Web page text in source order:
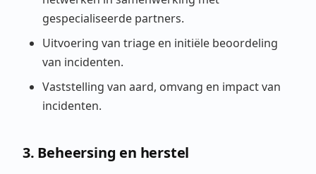
gespecialiseerde partners.
Uitvoering van triage en initiële beoordeling
van incidenten.
Vaststelling van aard, omvang en impact van
incidenten.
3. Beheersing en herstel